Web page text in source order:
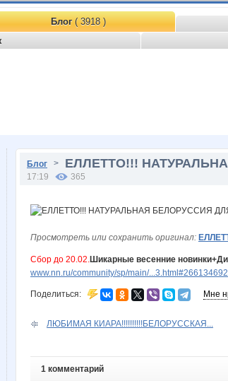
Блог( 3918 )
Блог > ЕЛЛЕТТО!!!
17:19
365
Просмотреть или сохранить оригинал:
Сбор до 20.02.Шикарные весенние
www.nn.ru/community/sp/main/...3.html#266134692
Поделиться: Мне
ЛЮБИМАЯ КИАРА!!!!!!!!!!БЕЛОРУССКАЯ...
1 комментарий